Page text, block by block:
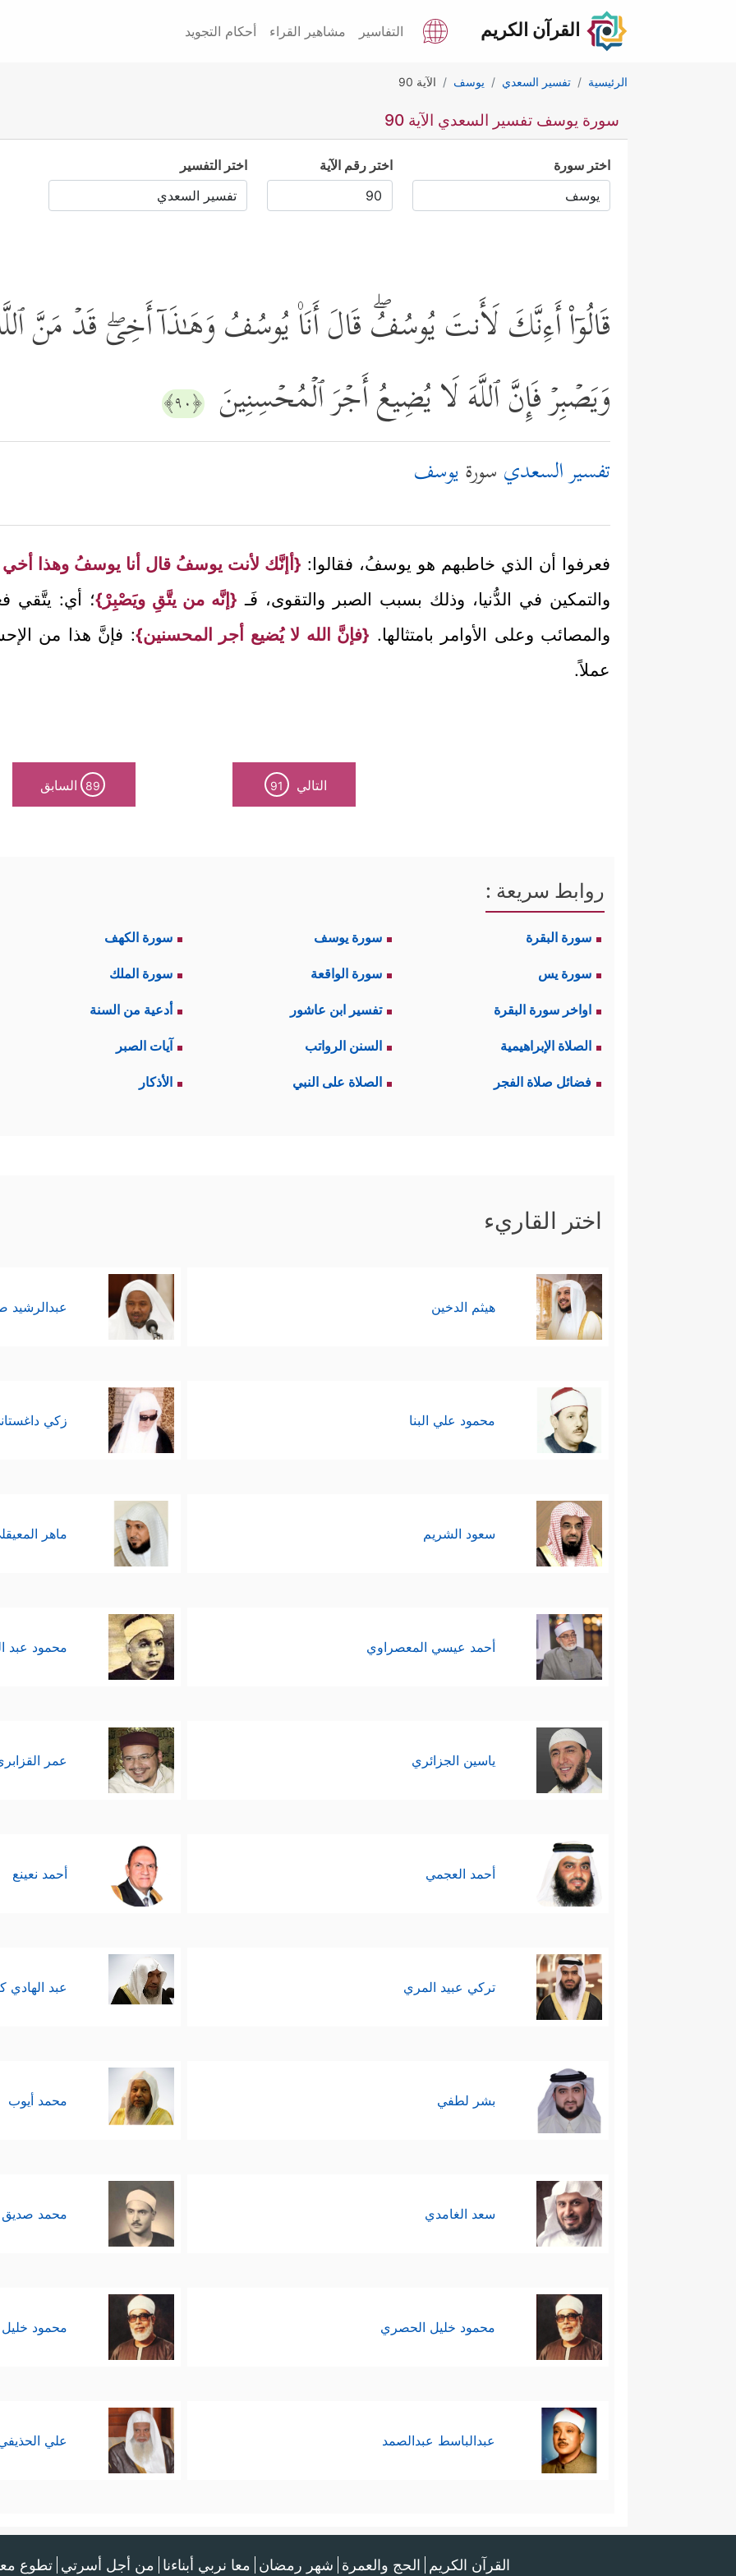
القرآن الكريم التفاسير مشاهير القراء أحكام التجويد
الرئيسية تفسير السعدي يوسف الآية 90
سورة يوسف تفسير السعدي الآية 90
اختر سورة اختر رقم الآية اختر التفسير
قَالُوۤاْ أَءِنَّكَ لَأَنتَ یُوسُفُۖ قَالَ أَنَا۠ یُوسُفُ وَهَـٰذَاۤ أَخِیۖ قَدۡ مَنَّ
وَیَصۡبِرۡ فَإِنَّ ٱللَّهَ لَا یُضِیعُ أَجۡرَ ٱلۡمُحۡسِنِینَ ﴿٩٠﴾
تفسير السعدي سورةيوسف
فعرفوا أن الذي خاطبهم هو يوسفُ، فقالوا: {أإنَّك لأنت يوسفُ قال أنا يوسفُ وهذا أخي
والتمكين في الدُّنيا، وذلك بسبب الصبر والتقوى، فَـ {إنَّه من يتَّقِ ويَصْبِرْ}؛ أي: يتَّقي
والمصائب وعلى الأوامر بامتثالها. {فإنَّ الله لا يُضيع أجر المحسنين}: فإنَّ هذا من
عملاً.
التالي 91
89 السابق
روابط سريعة :
سورة البقرة سورة يوسف سورة الكهف
سورة يس سورة الواقعة سورة الملك
اواخر سورة البقرة تفسير ابن عاشور أدعية من السنة
الصلاة الإبراهيمية السنن الرواتب آيات الصبر
فضائل صلاة الفجر الصلاة على النبي الأذكار
اختر القاريء
هيثم الدخين عبدالرشيد
محمود علي البنا زكي
سعود الشريم ماهر
أحمد عيسي المعصراوي محمود عبد
ياسين الجزائري عمر
أحمد العجمي أحمد نعينع
تركي عبيد المري عبد الهادي
بشر لطفي محمد أيوب
سعد الغامدي محمد صديق
محمود خليل الحصري محمود
عبدالباسط عبدالصمد علي
القرآن الكريم الحج والعمرة شهر رمضان معا نربي أبناءنا من أجل أسرتي تطوع